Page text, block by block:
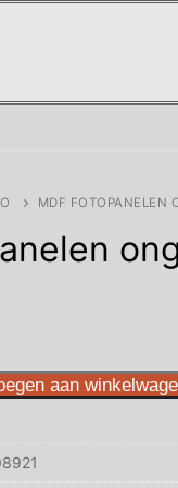
MDF FOTOPANELEN
aan